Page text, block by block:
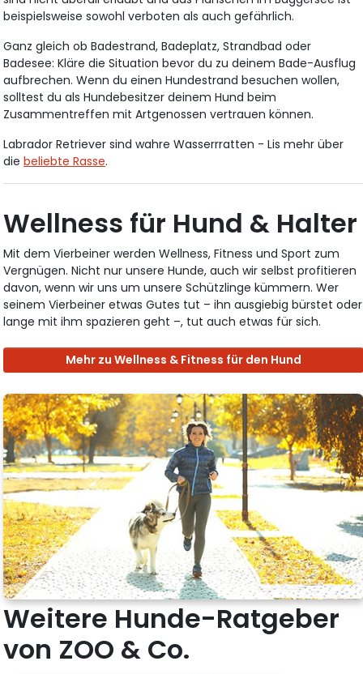
beispielsweise sowohl verboten als auch gefährlich.
Ganz gleich ob Badestrand, Badeplatz, Strandbad oder
Badesee: Kläre die Situation bevor du zu deinem Bade-Ausflug
aufbrechen. Wenn du einen Hundestrand besuchen wollen,
solltest du als Hundebesitzer deinem Hund beim
Zusammentreffen mit Artgenossen vertrauen können.
Labrador Retriever sind wahre Wasserrratten - Lis mehr über
diebeliebte Rasse.
Wellness für Hund & Halter
Mit dem Vierbeiner werden Wellness, Fitness und Sport zum
Vergnügen. Nicht nur unsere Hunde, auch wir selbst profitieren
davon, wenn wir uns um unsere Schützlinge kümmern. Wer
seinem Vierbeiner etwas Gutes tut – ihn ausgiebig bürstet oder
lange mit ihm spazieren geht –, tut auch etwas für sich.
Mehr zu Wellness & Fitness für den Hund
Weitere Hunde-Ratgeber
von ZOO & Co.